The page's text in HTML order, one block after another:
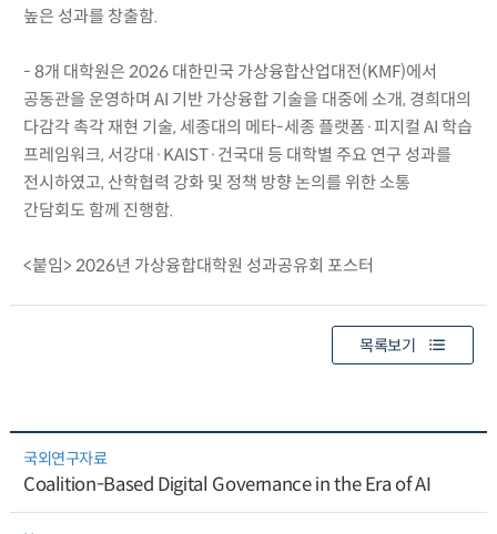
높은 성과를 창출함.
- 8개 대학원은 2026 대한민국 가상융합산업대전(KMF)에서
공동관을 운영하며 AI 기반 가상융합 기술을 대중에 소개, 경희대의
다감각 촉각 재현 기술, 세종대의 메타-세종 플랫폼·피지컬 AI 학습
프레임워크, 서강대·KAIST·건국대 등 대학별 주요 연구 성과를
전시하였고, 산학협력 강화 및 정책 방향 논의를 위한 소통
간담회도 함께 진행함.
<붙임> 2026년 가상융합대학원 성과공유회 포스터
목록보기
국외연구자료
Coalition-Based Digital Governance in the Era of AI